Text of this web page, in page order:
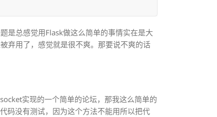
是总感觉用Flask做这么简单的事情实在是大
弃用了，感觉就是很不爽。那要说不爽的话
实现的一个简单的论坛，那我这么简单的
码没有测试，因为这个方法不能用所以把代